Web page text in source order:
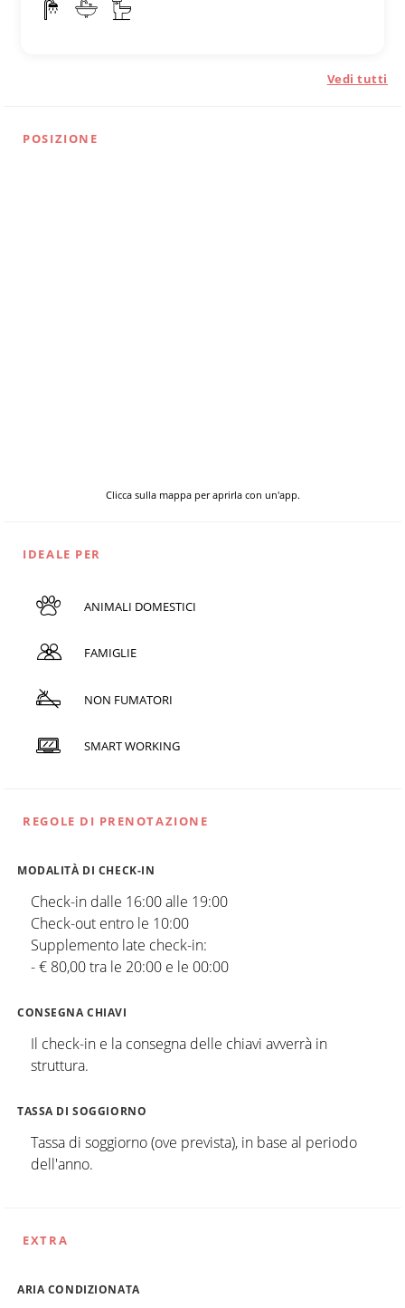
Vedi tutti
POSIZIONE
Clicca sulla mappa per aprirla con un'app.
IDEALE PER
ANIMALI DOMESTICI
FAMIGLIE
NON FUMATORI
SMART WORKING
REGOLE DI PRENOTAZIONE
MODALITÀ DI CHECK-IN
Check-in dalle 16:00 alle 19:00
Check-out entro le 10:00
Supplemento late check-in:
- € 80,00 tra le 20:00 e le 00:00
CONSEGNA CHIAVI
Il check-in e la consegna delle chiavi avverrà in
struttura.
TASSA DI SOGGIORNO
Tassa di soggiorno (ove prevista), in base al periodo
dell'anno.
EXTRA
ARIA CONDIZIONATA